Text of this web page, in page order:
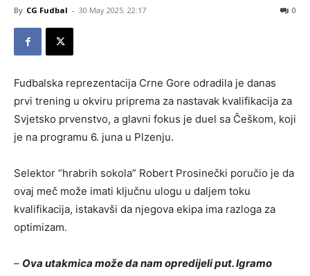
By CG Fudbal - 30 May 2025. 22:17 0
Fudbalska reprezentacija Crne Gore odradila je danas
prvi trening u okviru priprema za nastavak kvalifikacija za
Svjetsko prvenstvo, a glavni fokus je duel sa Češkom, koji
je na programu 6. juna u Plzenju.
Selektor “hrabrih sokola” Robert Prosinečki poručio je da
ovaj meč može imati ključnu ulogu u daljem toku
kvalifikacija, istakavši da njegova ekipa ima razloga za
optimizam.
– Ova utakmica može da nam opredijeli put. Igramo